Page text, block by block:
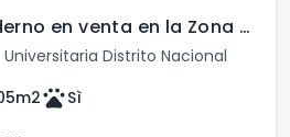
Apartamento moderno en venta en la Zona Universitaria
Distrito Nacional
m2petsSì